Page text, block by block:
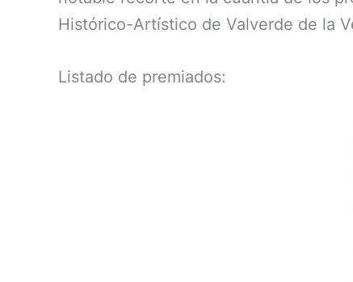
Histórico-Artístico de Valverde de la
Listado de premiados: